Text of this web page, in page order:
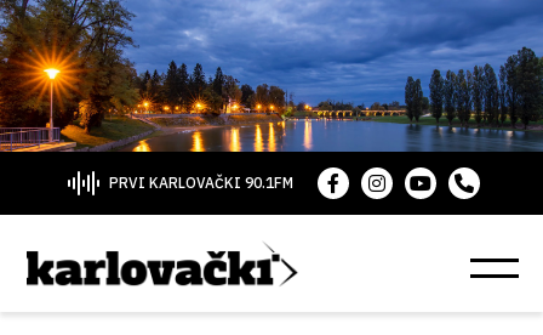
PRVI KARLOVAČKI 90.1FM